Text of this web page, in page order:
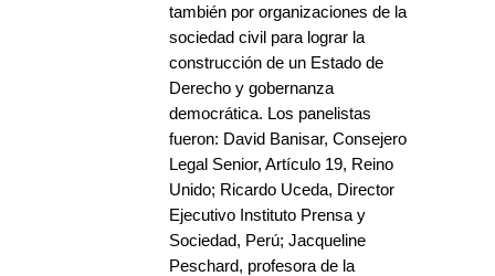
también por organizaciones de la
sociedad civil para lograr la
construcción de un Estado de
Derecho y gobernanza
democrática. Los panelistas
fueron: David Banisar, Consejero
Legal Senior, Artículo 19, Reino
Unido; Ricardo Uceda, Director
Ejecutivo Instituto Prensa y
Sociedad, Perú; Jacqueline
Peschard, profesora de la